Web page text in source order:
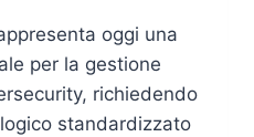
oggi una
per la gestione
richiedendo
standardizzato